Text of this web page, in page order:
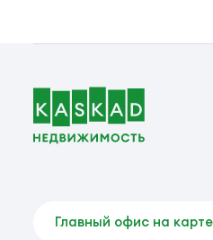
Главный офис на карте